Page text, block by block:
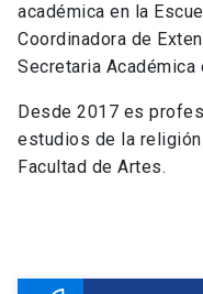
académica en la
Coordinadora de
Secretaria
Desde 2017 es
estudios de la
Facultad de Artes.